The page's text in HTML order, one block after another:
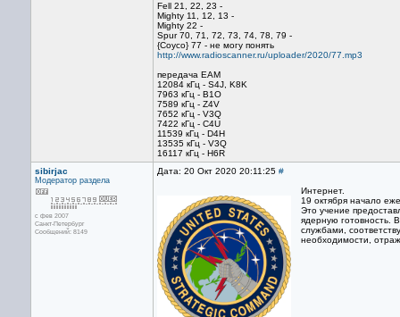
Fell 21, 22, 23 -
Mighty 11, 12, 13 -
Mighty 22 -
Spur 70, 71, 72, 73, 74, 78, 79 -
{Соусо} 77 - не могу понять
http://www.radioscanner.ru/uploader/2020/77.mp3
передача EAM
12084 кГц - S4J, K8K
7963 кГц - B1O
7589 кГц - Z4V
7652 кГц - V3Q
7422 кГц - C4U
11539 кГц - D4H
13535 кГц - V3Q
16117 кГц - H6R
sibirjac
Модератор раздела
с фев 2007
Санкт-Петербург
Сообщений: 8149
Дата: 20 Окт 2020 20:11:25 #
Интернет.
19 октября начало
Это учение
ядерную готовность.
службами,
необходимости,